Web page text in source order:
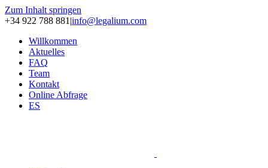
Zum Inhalt springen
+34 922 788 881 |info@legalium.com
Willkommen
Aktuelles
FAQ
Team
Kontakt
Online Abfrage
ES